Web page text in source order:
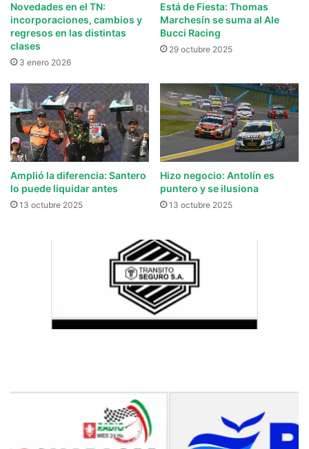
Novedades en el TN:
incorporaciones, cambios y
regresos en las distintas
clases
3 enero 2026
Está de Fiesta: Thomas
Marchesín se suma al Ale
Bucci Racing
29 octubre 2025
Amplió la diferencia: Santero
lo puede liquidar antes
13 octubre 2025
Hizo negocio: Antolín es
puntero y se ilusiona
13 octubre 2025